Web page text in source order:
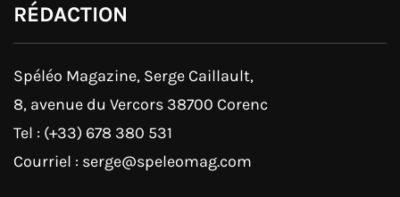
RÉDACTION
Spéléo Magazine, Serge Caillault,
8, avenue du Vercors 38700 Corenc
Tel : (+33) 678 380 531
Courriel : serge@speleomag.com